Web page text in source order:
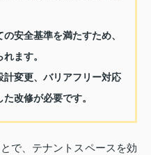
安全基準を満たすため、
ます。
計変更、バリアフリー対応
改修が必要です。
で、テナントスペースを効